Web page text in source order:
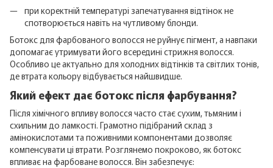
при коректній температурі запечатування відтінок не
спотворюється навіть на чутливому блонди.
Ботокс для фарбованого волосся не руйнує пігмент, а навпаки
допомагає утримувати його всередині стрижня волосся.
Особливо це актуально для холодних відтінків та світлих тонів,
де втрата кольору відбувається найшвидше.
Який ефект дає ботокс після фарбування?
Після хімічного впливу волосся часто стає сухим, тьмяним і
схильним до ламкості. Грамотно підібраний склад з
амінокислотами та поживними компонентами дозволяє
компенсувати ці втрати. Розглянемо покроково, як ботокс
впливає на фарбоване волосся. Він забезпечує: